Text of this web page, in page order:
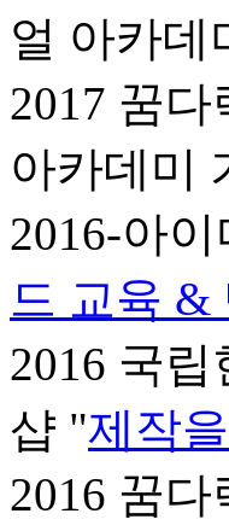
얼 아카데
2017 꿈
아카데미
2016-아
드 교육 &
2016 국
샵 "제작
2016 꿈